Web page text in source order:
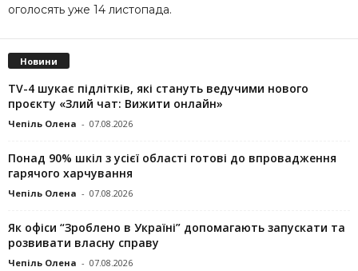
оголосять уже 14 листопада.
Новини
TV-4 шукає підлітків, які стануть ведучими нового
проєкту «Злий чат: Вижити онлайн»
Чепіль Олена - 07.08.2026
Понад 90% шкіл з усієї області готові до впровадження
гарячого харчування
Чепіль Олена - 07.08.2026
Як офіси “Зроблено в Україні” допомагають запускaти та
розвивати власну справу
Чепіль Олена - 07.08.2026